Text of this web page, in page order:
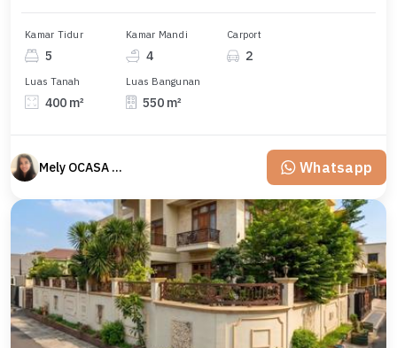
Kamar Tidur
5
Kamar Mandi
4
Carport
2
Luas Tanah
400 m²
Luas Bangunan
550 m²
Mely OCASA PROPERTY Whatsapp